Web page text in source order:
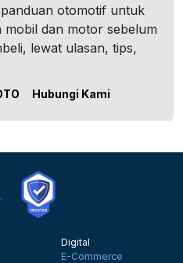
otomotif untuk
mobil dan motor sebelum
lewat ulasan, tips,
Hubungi Kami
Digital
E-Commerce